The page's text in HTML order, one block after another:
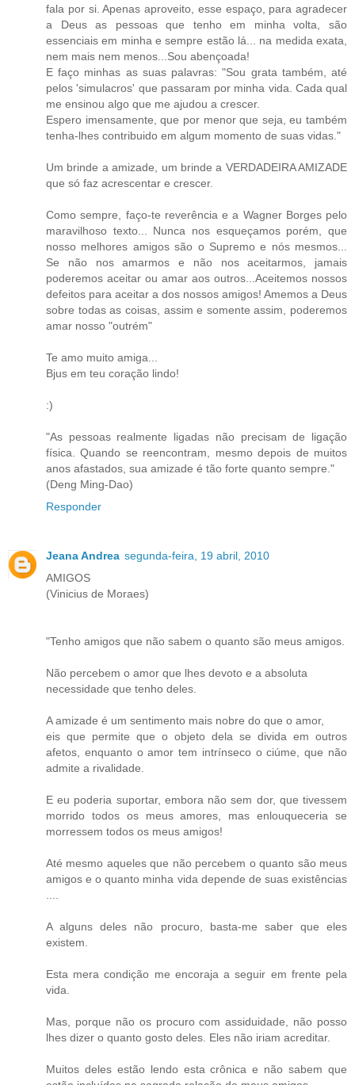
fala por si. Apenas aproveito, esse espaço, para agradecer
a Deus as pessoas que tenho em minha volta, são
essenciais em minha e sempre estão lá... na medida exata,
nem mais nem menos...Sou abençoada!
E faço minhas as suas palavras: "Sou grata também, até
pelos 'simulacros' que passaram por minha vida. Cada qual
me ensinou algo que me ajudou a crescer.
Espero imensamente, que por menor que seja, eu também
tenha-lhes contribuido em algum momento de suas vidas."
Um brinde a amizade, um brinde a VERDADEIRA AMIZADE
que só faz acrescentar e crescer.
Como sempre, faço-te reverência e a Wagner Borges pelo
maravilhoso texto... Nunca nos esqueçamos porém, que
nosso melhores amigos são o Supremo e nós mesmos...
Se não nos amarmos e não nos aceitarmos, jamais
poderemos aceitar ou amar aos outros...Aceitemos nossos
defeitos para aceitar a dos nossos amigos! Amemos a Deus
sobre todas as coisas, assim e somente assim, poderemos
amar nosso "outrém"
Te amo muito amiga...
Bjus em teu coração lindo!
:)
"As pessoas realmente ligadas não precisam de ligação
física. Quando se reencontram, mesmo depois de muitos
anos afastados, sua amizade é tão forte quanto sempre."
(Deng Ming-Dao)
Responder
Jeana Andrea segunda-feira, 19 abril, 2010
AMIGOS
(Vinicius de Moraes)
"Tenho amigos que não sabem o quanto são meus amigos.
Não percebem o amor que lhes devoto e a absoluta
necessidade que tenho deles.
A amizade é um sentimento mais nobre do que o amor,
eis que permite que o objeto dela se divida em outros
afetos, enquanto o amor tem intrínseco o ciúme, que não
admite a rivalidade.
E eu poderia suportar, embora não sem dor, que tivessem
morrido todos os meus amores, mas enlouqueceria se
morressem todos os meus amigos!
Até mesmo aqueles que não percebem o quanto são meus
amigos e o quanto minha vida depende de suas existências
A alguns deles não procuro, basta-me saber que eles
existem.
Esta mera condição me encoraja a seguir em frente pela
vida.
Mas, porque não os procuro com assiduidade, não posso
lhes dizer o quanto gosto deles. Eles não iriam acreditar.
Muitos deles estão lendo esta crônica e não sabem que